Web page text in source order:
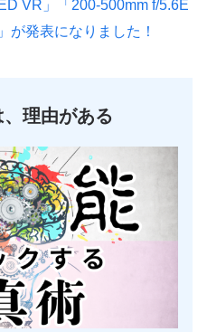
VR」「200-500mm f/5.6E
が発表になりました！
理由がある